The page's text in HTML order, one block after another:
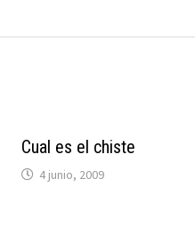
Cual es el chiste
4 junio, 2009